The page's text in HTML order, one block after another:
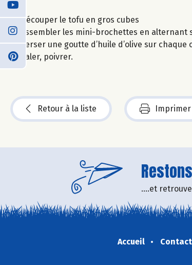
Découper le tofu en gros cubes
Assembler les mini-brochettes en
Verser une goutte d’huile d’olive sur chaque
Saler, poivrer.
Retour à la liste
....et
Accueil Contact